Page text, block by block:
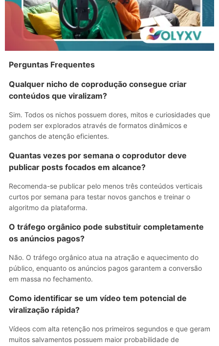
Perguntas Frequentes
Qualquer nicho de coprodução consegue criar
conteúdos que viralizam?
Sim. Todos os nichos possuem dores, mitos e curiosidades que
podem ser explorados através de formatos dinâmicos e
ganchos de atenção eficientes.
Quantas vezes por semana o coprodutor deve
publicar posts focados em alcance?
Recomenda-se publicar pelo menos três conteúdos verticais
curtos por semana para testar novos ganchos e treinar o
algoritmo da plataforma.
O tráfego orgânico pode substituir completamente
os anúncios pagos?
Não. O tráfego orgânico atua na atração e aquecimento do
público, enquanto os anúncios pagos garantem a conversão
em massa no fechamento.
Como identificar se um vídeo tem potencial de
viralização rápida?
Vídeos com alta retenção nos primeiros segundos e que geram
muitos salvamentos possuem maior probabilidade de